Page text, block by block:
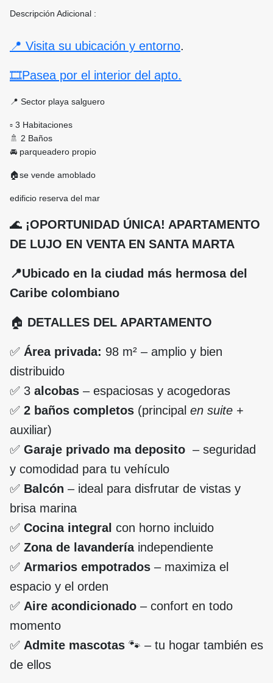
Descripción Adicional :
📍 Visita su ubicación y entorno.
🎞Pasea por el interior del apto.
📍 Sector playa salguero
▫ 3 Habitaciones
🚿 2 Baños
🚘 parqueadero propio
🏠se vende amoblado
edificio reserva del mar
🌊 ¡OPORTUNIDAD ÚNICA! APARTAMENTO
DE LUJO EN VENTA EN SANTA MARTA
📍Ubicado en la ciudad más hermosa del
Caribe colombiano
🏠 DETALLES DEL APARTAMENTO
✅ Área privada: 98 m² – amplio y bien
distribuido
✅ 3 alcobas – espaciosas y acogedoras
✅ 2 baños completos (principal en suite +
auxiliar)
✅ Garaje privado ma deposito – seguridad
y comodidad para tu vehículo
✅ Balcón – ideal para disfrutar de vistas y
brisa marina
✅ Cocina integral con horno incluido
✅ Zona de lavanderíaindependiente
✅ Armarios empotrados – maximiza el
espacio y el orden
✅ Aire acondicionado – confort en todo
momento
✅ Admite mascotas 🐾 – tu hogar también es
de ellos